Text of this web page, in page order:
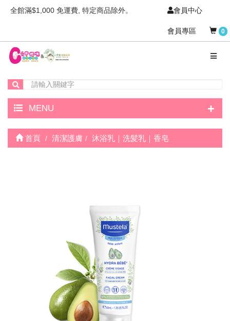
全館滿$1,000 免運費, 特定商品除外。 會員中心
會員專區 0
MENU +
首頁 清潔護膚 沐浴乳｜洗髪乳｜香皂